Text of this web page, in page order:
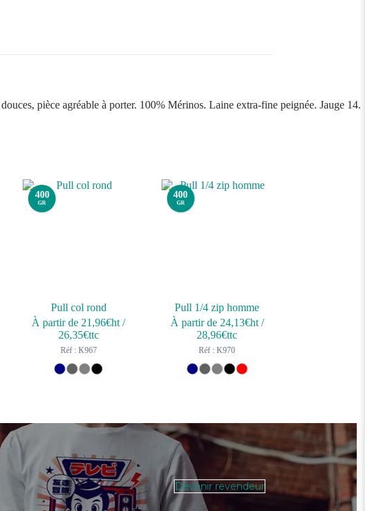
pièce agréable à porter. 100% Mérinos. Laine extra-fine peignée. Jauge 14.
400
GR
Pull col rond
À partir de 21,96€ht /
26,35€ttc
Réf : K967
400
GR
Pull 1/4 zip homme
À partir de 24,13€ht/
28,96€ttc
Réf : K970
Devenir revendeur